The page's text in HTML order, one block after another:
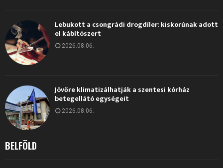
Lebukott a csongrádi drogdíler: kiskorúnak adott
el kábítószert
2026.08.06.
Jövőre klimatizálhatják a szentesi kórház
betegellátó egységeit
2026.08.06.
BELFÖLD